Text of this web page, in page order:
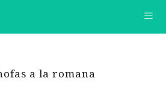
a la romana